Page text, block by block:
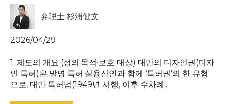
弁理士 杉浦健文
2026/04/29
1. 제도의 개요 (정의·목적·보호 대상) 대만의 디자인권(디자
인 특허)은 발명 특허·실용신안과 함께 ‘특허권’의 한 유형
으로, 대만 특허법(1949년 시행, 이후 수차례...